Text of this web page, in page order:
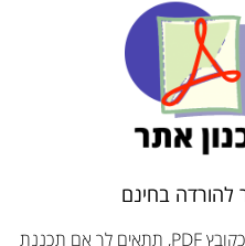
להורדה בחינם
חוברת זו, שמוצעת להורדה בחינם כקובץ PDF, תתאים לך אם תכננת